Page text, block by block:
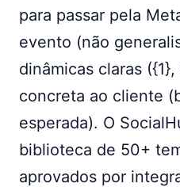
para passar pela
evento (não
dinâmicas claras
concreta ao cliente
esperada). O
biblioteca de 50+
aprovados por